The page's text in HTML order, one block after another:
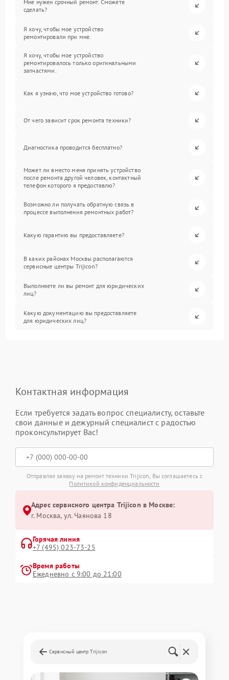
Мне нужен срочный ремонт. Сможете
сделать?
Я хочу, чтобы мое устройство
ремонтировали при мне.
Я хочу, чтобы мое устройство
ремонтировалось только оригинальными
запчастями.
Как я узнаю, что мое устройство готово?
От чего зависит срок ремонта техники?
Диагностика проводится бесплатно?
Может ли вместо меня принять устройство
после ремонта другой человек, контактный
телефон которого я предоставлю?
Возможно ли получать обратную связь в
процессе выполнения ремонтных работ?
Какую гарантию вы предоставляете?
В каких районах Москвы располагаются
сервисные центры Trijicon?
Выполняете ли вы ремонт для юридических
лиц?
Какую документацию вы предоставляете
для юридических лиц?
Контактная информация
Если требуется задать вопрос специалисту, оставьте
свои данные и дежурный специалист с радостью
проконсультирует Вас!
Отправляя заявку на ремонт техники Trijicon, Вы соглашаетесь с
Политикой конфиденциальности
Адрес сервисного центра Trijicon в Москве:
г. Москва, ул. Чаянова 18
Горячая линия
+7 (495) 023-73-25
Время работы
Ежедневно с 9:00 до 21:00
Сервисный центр Trijicon